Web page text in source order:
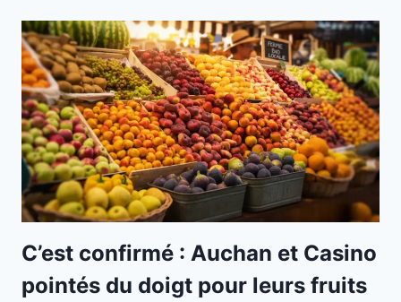
C’est confirmé : Auchan et Casino
pointés du doigt pour leurs fruits